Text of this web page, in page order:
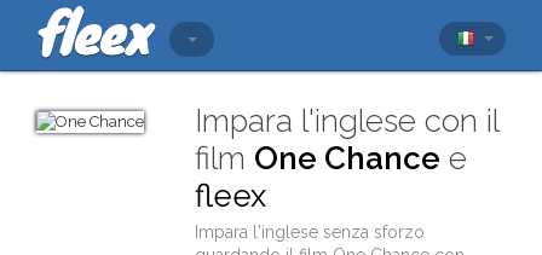
Impara l'inglese con il
film One Chance e
fleex
Impara l'inglese senza sforzo